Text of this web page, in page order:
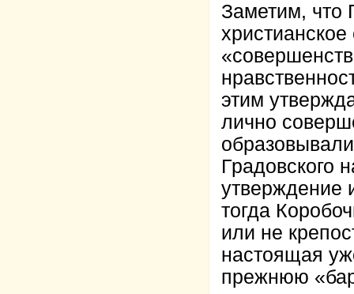
Заметим, что
этим
лично
Градовского
утверждение
тогда
или не
настоящая
прежнюю